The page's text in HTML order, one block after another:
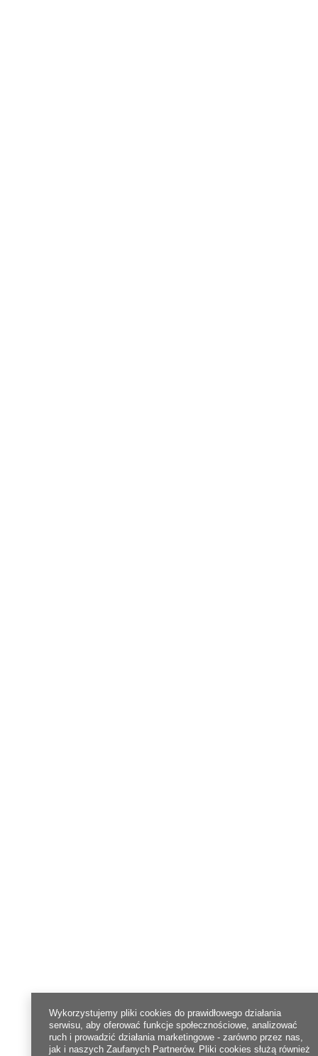
Wykorzystujemy pliki cookies do prawidłowego działania
serwisu, aby oferować funkcje społecznościowe, analizować
ruch i prowadzić działania marketingowe - zarówno przez nas,
jak i naszych Zaufanych Partnerów. Pliki cookies służą również